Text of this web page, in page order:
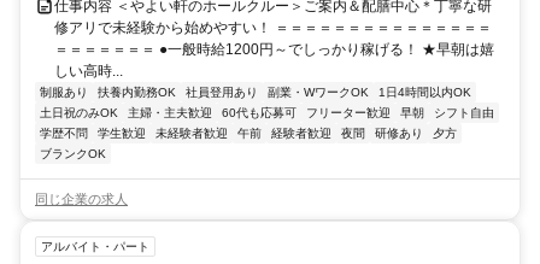
仕事内容 ＜やよい軒のホールクルー＞ご案内＆配膳中心＊丁寧な研
修アリで未経験から始めやすい！ ＝＝＝＝＝＝＝＝＝＝＝＝＝＝＝
＝＝＝＝＝＝＝ ●一般時給1200円～でしっかり稼げる！ ★早朝は嬉
しい高時...
制服あり 扶養内勤務OK 社員登用あり 副業・WワークOK
1日4時間以内OK
土日祝のみOK
主婦・主夫歓迎 60代も応募可 フリーター歓迎 早朝
シフト自由
学歴不問
学生歓迎 未経験者歓迎 午前 経験者歓迎 夜間 研修あり
夕方
ブランクOK
同じ企業の求人
アルバイト・パート